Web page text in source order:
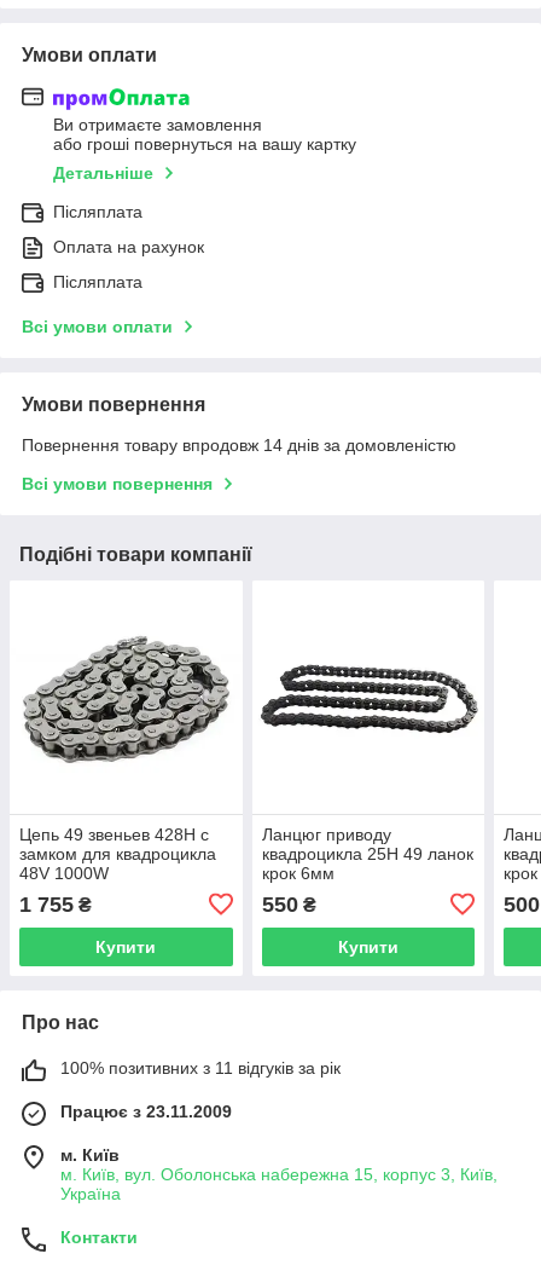
Умови оплати
Ви отримаєте замовлення
або гроші повернуться на вашу картку
Детальніше
Післяплата
Оплата на рахунок
Післяплата
Всі умови оплати
Умови повернення
Повернення товару впродовж 14 днів за домовленістю
Всі умови повернення
Подібні товари компанії
Цепь 49 звеньев 428H с
замком для квадроцикла
48V 1000W
1 755 ₴
Купити
Ланцюг приводу
квадроцикла 25H 49 ланок
крок 6мм
550₴
Купити
500
Про нас
100% позитивних з 11 відгуків за рік
Працює з 23.11.2009
м. Київ
м. Київ, вул. Оболонська набережна 15, корпус 3, Київ,
Україна
Контакти